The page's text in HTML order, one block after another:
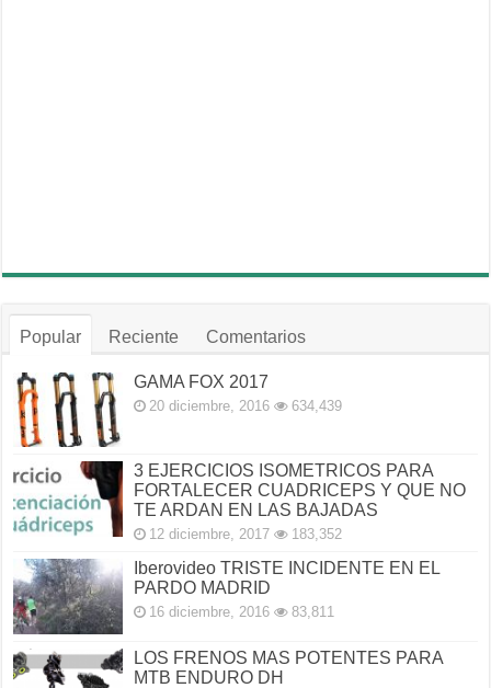
Popular Reciente Comentarios
GAMA FOX 2017
20 diciembre, 2016 634,439
3 EJERCICIOS ISOMETRICOS PARA
FORTALECER CUADRICEPS Y QUE NO
TE ARDAN EN LAS BAJADAS
12 diciembre, 2017 183,352
Iberovideo TRISTE INCIDENTE EN EL
PARDO MADRID
16 diciembre, 2016 83,811
LOS FRENOS MAS POTENTES PARA
MTB ENDURO DH